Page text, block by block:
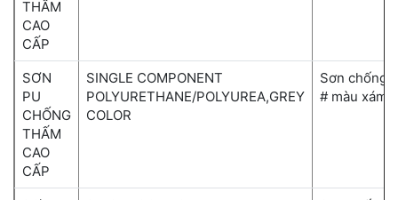
THẤM
CAO
CẤP
SƠN
PU
CHỐNG
THẤM
CAO
CẤP
SINGLE COMPONENT
POLYURETHANE/POLYUREA,GREY
COLOR
Sơn chống
# màu xám